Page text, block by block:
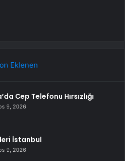
Eklenen
Cep Telefonu Hırsızlığı
9, 2026
İstanbul
9, 2026